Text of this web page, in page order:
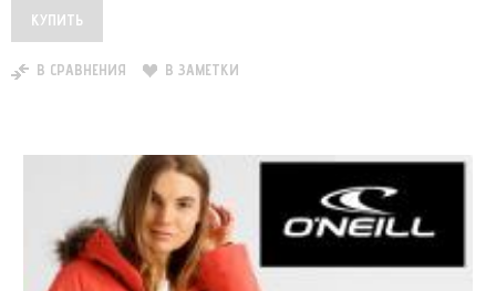
В СРАВНЕНИЯ В ЗАМЕТКИ